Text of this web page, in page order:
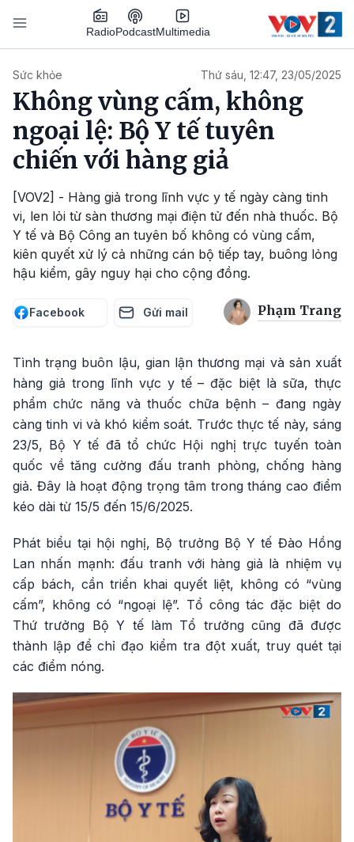
Nhảy đến nội dung
RadioPodcastMultimedia
Sức khỏe Thứ sáu, 12:47, 23/05/2025
Không vùng cấm, không
ngoại lệ: Bộ Y tế tuyên
chiến với hàng giả
[VOV2] - Hàng giả trong lĩnh vực y tế ngày càng tinh
vi, len lỏi từ sàn thương mại điện tử đến nhà thuốc. Bộ
Y tế và Bộ Công an tuyên bố không có vùng cấm,
kiên quyết xử lý cả những cán bộ tiếp tay, buông lỏng
hậu kiểm, gây nguy hại cho cộng đồng.
Facebook Gửi mail Phạm Trang
Tình trạng buôn lậu, gian lận thương mại và sản xuất
hàng giả trong lĩnh vực y tế – đặc biệt là sữa, thực
phẩm chức năng và thuốc chữa bệnh – đang ngày
càng tinh vi và khó kiểm soát. Trước thực tế này, sáng
23/5, Bộ Y tế đã tổ chức Hội nghị trực tuyến toàn
quốc về tăng cường đấu tranh phòng, chống hàng
giả. Đây là hoạt động trọng tâm trong tháng cao điểm
kéo dài từ 15/5 đến 15/6/2025.
Phát biểu tại hội nghị, Bộ trưởng Bộ Y tế Đào Hồng
Lan nhấn mạnh: đấu tranh với hàng giả là nhiệm vụ
cấp bách, cần triển khai quyết liệt, không có “vùng
cấm”, không có “ngoại lệ”. Tổ công tác đặc biệt do
Thứ trưởng Bộ Y tế làm Tổ trưởng cũng đã được
thành lập để chỉ đạo kiểm tra đột xuất, truy quét tại
các điểm nóng.